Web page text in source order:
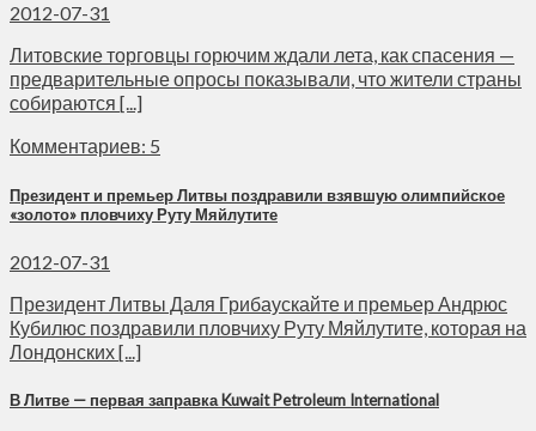
2012-07-31
Литовские торговцы горючим ждали лета, как спасения —
предварительные опросы показывали, что жители страны
собираются [...]
Комментариев: 5
Президент и премьер Литвы поздравили взявшую олимпийское
«золото» пловчиху Руту Мяйлутите
2012-07-31
Президент Литвы Даля Грибаускайте и премьер Андрюс
Кубилюс поздравили пловчиху Руту Мяйлутите, которая на
Лондонских [...]
В Литве — первая заправка Kuwait Petroleum International